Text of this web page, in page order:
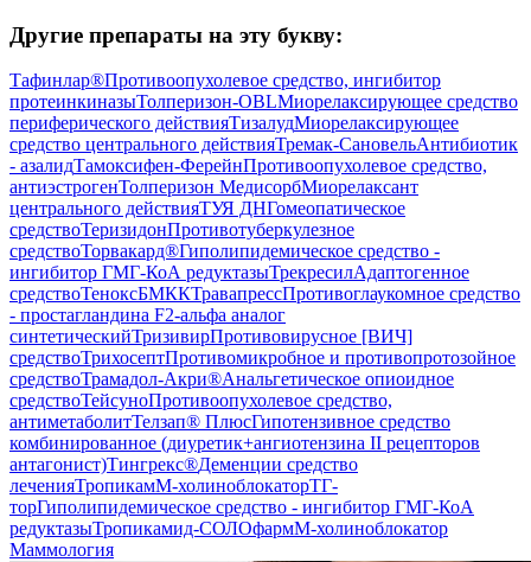
Другие препараты на эту букву:
Тафинлар®Противоопухолевое средство, ингибитор
протеинкиназыТолперизон-OBLМиорелаксирующее средство
периферического действияТизалудМиорелаксирующее
средство центрального действияТремак-СановельАнтибиотик
- азалидТамоксифен-ФерейнПротивоопухолевое средство,
антиэстрогенТолперизон МедисорбМиорелаксант
центрального действияТУЯ ДНГомеопатическое
средствоТеризидонПротивотуберкулезное
средствоТорвакард®Гиполипидемическое средство -
ингибитор ГМГ-КоА редуктазыТрекресилАдаптогенное
средствоТеноксБМККТравапрессПротивоглаукомное средство
- простагландина F2-альфа аналог
синтетическийТризивирПротивовирусное [ВИЧ]
средствоТрихосептПротивомикробное и противопротозойное
средствоТрамадол-Акри®Анальгетическое опиоидное
средствоТейсуноПротивоопухолевое средство,
антиметаболитТелзап® ПлюсГипотензивное средство
комбинированное (диуретик+ангиотензина II рецепторов
антагонист)Тингрекс®Деменции средство
леченияТропикамМ-холиноблокаторТГ-
торГиполипидемическое средство - ингибитор ГМГ-КоА
редуктазыТропикамид-СОЛОфармМ-холиноблокатор
Маммология